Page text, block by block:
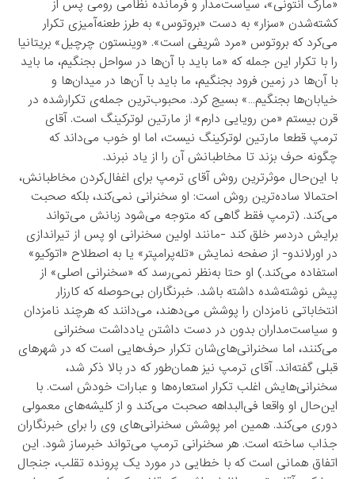
«مارک انتونی»، سیاست‌مدار و فرمانده نظامی رومی پس از
کشته‌شدن «سزار» به دست «بروتوس» به طرز طعنه‌آمیزی تکرار
می‌کرد که بروتوس «مرد شریفی است». «وینستون چرچیل» بریتانیا
را با تکرار این جمله که «ما باید با آن‌ها در سواحل بجنگیم، ما باید
با آن‌ها در زمین فرود بجنگیم، ما باید با آن‌ها در میدان‌ها و
خیابان‌ها بجنگیم…» بسیج کرد. محبوب‌ترین جمله‌ی تکرارشده در
قرن بیستم «من رویایی دارم» از مارتین لوترکینگ است. آقای
ترمپ قطعا مارتین لوترکینگ نیست، اما او خوب می‌داند که
چگونه حرف بزند تا مخاطبانش آن را از یاد نبرند.
با این‌حال موثرترین روش آقای ترمپ برای اغفال‌کردن مخاطبانش،
احتمالا ساده‌ترین روش است: او سخنرانی نمی‌کند، بلکه صحبت
می‌کند. (ترمپ فقط گاهی که متوجه می‌شود زبانش می‌تواند
برایش دردسر خلق کند -مانند اولین سخنرانی او پس از تیراندازی
در اورلاندو- از صفحه نمایش «تله‌پرامپتر» یا به اصطلاح «اتوکیو»
استفاده می‌کند.) او حتا به‌نظر نمی‌رسد که «سخنرانی اصلی» از
پیش نوشته‌شده داشته باشد. خبرنگاران بی‌حوصله که کارزار
انتخاباتی نامزدان را پوشش می‌دهند، می‌دانند که هرچند نامزدان
و سیاست‌مداران بدون در دست داشتن یادداشت سخنرانی
می‌کنند، اما سخنرانی‌های‌شان تکرار حرف‌هایی است که در شهرهای
قبلی گفته‌اند. آقای ترمپ نیز همان‌طور که در بالا ذکر شد،
سخنرانی‌هایش اغلب تکرار استعاره‌ها و عبارات خودش است. با
این‌حال او واقعا فی‌البداهه صحبت می‌کند و از کلیشه‌های معمولی
دوری می‌کند. همین امر پوشش سخنرانی‌های وی را برای خبرنگاران
جذاب ساخته است. هر سخنرانی ترمپ می‌تواند خبرساز شود. این
اتفاق همانی است که با خطایی در مورد یک پرونده تقلب، جنجال